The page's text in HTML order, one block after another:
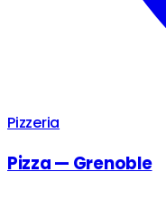
Pizzeria
Pizza — Grenoble